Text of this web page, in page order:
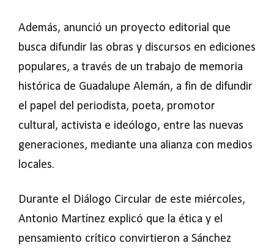
Además, anunció un proyecto editorial que
busca difundir las obras y discursos en ediciones
populares, a través de un trabajo de memoria
histórica de Guadalupe Alemán, a fin de difundir
el papel del periodista, poeta, promotor
cultural, activista e ideólogo, entre las nuevas
generaciones, mediante una alianza con medios
locales.
Durante el Diálogo Circular de este miércoles,
Antonio Martínez explicó que la ética y el
pensamiento crítico convirtieron a Sánchez